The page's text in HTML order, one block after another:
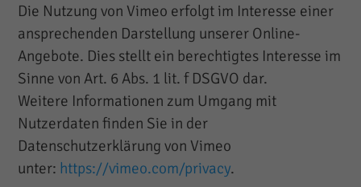
Die Nutzung von Vimeo erfolgt im Interesse einer
ansprechenden Darstellung unserer Online-
Angebote. Dies stellt ein berechtigtes Interesse im
Sinne von Art. 6 Abs. 1 lit. f DSGVO dar.
Weitere Informationen zum Umgang mit
Nutzerdaten finden Sie in der
Datenschutzerklärung von Vimeo
unter: https://vimeo.com/privacy.